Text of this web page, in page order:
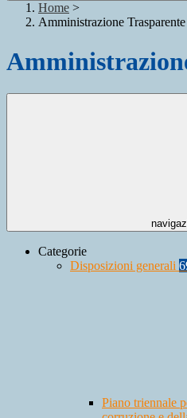
Home >
Amministrazione Trasparente
Categorie
Disposizioni generali
Piano triennale